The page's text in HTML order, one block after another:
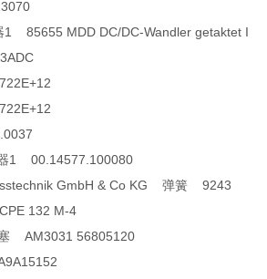
85655 MDD DC/DC-Wandler getaktet I
1 00.14577.100080
GmbH & Co KG 弹簧 9243
132 M-4
AM3031 56805120